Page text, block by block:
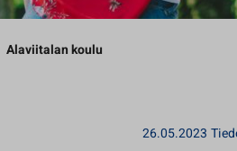
Alaviitalan koulu
26.05.2023